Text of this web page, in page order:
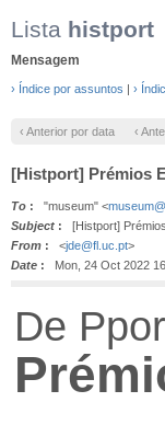
Lista histport
Mensagem
› Índice por assuntos | ›
‹ Anterior por data ‹
[Histport] Prémios
To : "museum" <
Subject : [Histport]
From : <jde@fl.uc.pt>
Date : Mon, 24 Oct 2022
De